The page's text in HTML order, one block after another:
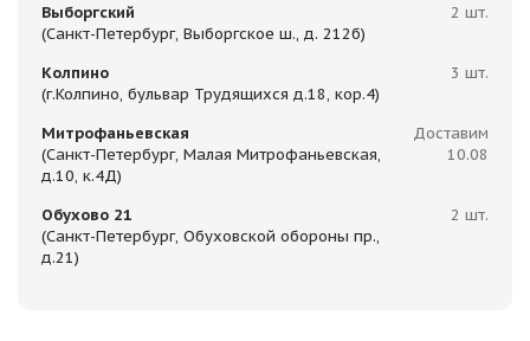
Выборгский
(Санкт-Петербург, Выборгское ш., д. 212б)
2 шт.
Колпино
(г.Колпино, бульвар Трудящихся д.18, кор.4)
3 шт.
Митрофаньевская
(Санкт-Петербург, Малая Митрофаньевская,
д.10, к.4Д)
Доставим
10.08
Обухово 21
(Санкт-Петербург, Обуховской обороны пр.,
д.21)
2 шт.